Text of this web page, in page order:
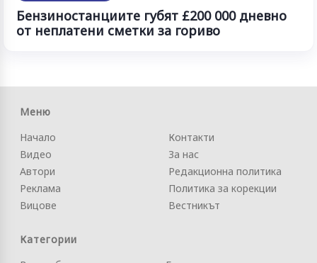
Бензиностанциите губят £200 000 дневно
от неплатени сметки за гориво
Меню
Начало
Видео
Автори
Реклама
Вицове
Контакти
За нас
Редакционна политика
Политика за корекции
Вестникът
Категории